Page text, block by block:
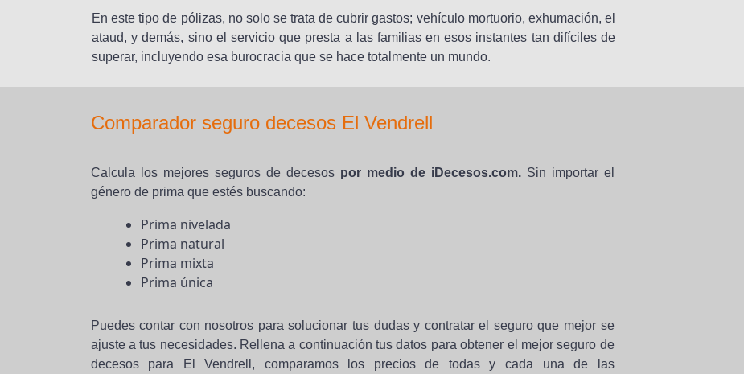
En este tipo de pólizas, no solo se trata de cubrir gastos; vehículo mortuorio, exhumación, el
ataud, y demás, sino el servicio que presta a las familias en esos instantes tan difíciles de
superar, incluyendo esa burocracia que se hace totalmente un mundo.
Comparador seguro decesos El Vendrell
Calcula los mejores seguros de decesospor medio de iDecesos.com.Sin importar el
género de prima que estés buscando:
Prima nivelada
Prima natural
Prima mixta
Prima única
Puedes contar con nosotros para solucionar tus dudas y contratar el seguro que mejor se
ajuste a tus necesidades. Rellena a continuación tus datos para obtener el mejor seguro de
decesos para El Vendrell, comparamos los precios de todas y cada una de las